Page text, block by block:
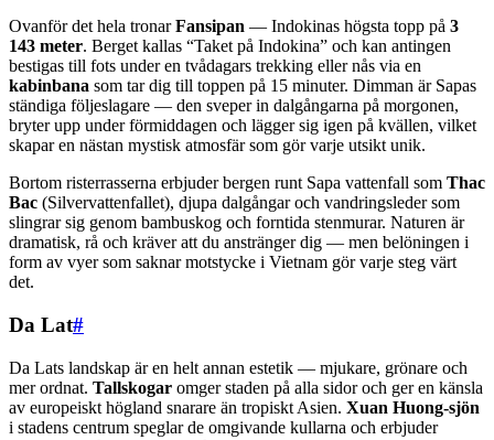
Ovanför det hela tronarFansipan — Indokinas högsta topp på 3
143 meter. Berget kallas “Taket på Indokina” och kan antingen
bestigas till fots under en tvådagars trekking eller nås via en
kabinbana som tar dig till toppen på 15 minuter. Dimman är Sapas
ständiga följeslagare — den sveper in dalgångarna på morgonen,
bryter upp under förmiddagen och lägger sig igen på kvällen, vilket
skapar en nästan mystisk atmosfär som gör varje utsikt unik.
Bortom risterrasserna erbjuder bergen runt Sapa vattenfall som Thac
Bac (Silvervattenfallet), djupa dalgångar och vandringsleder som
slingrar sig genom bambuskog och forntida stenmurar. Naturen är
dramatisk, rå och kräver att du anstränger dig — men belöningen i
form av vyer som saknar motstycke i Vietnam gör varje steg värt
det.
Da Lat#
Da Lats landskap är en helt annan estetik — mjukare, grönare och
mer ordnat. Tallskogar omger staden på alla sidor och ger en känsla
av europeiskt högland snarare än tropiskt Asien. Xuan Huong-sjön
i stadens centrum speglar de omgivande kullarna och erbjuder